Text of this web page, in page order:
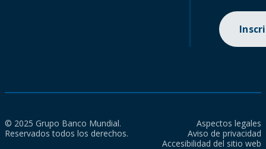
© 2025 Grupo Banco Mundial.
Reservados todos los derechos.
Aspectos legales
Aviso de privacidad
Accesibilidad del sitio web